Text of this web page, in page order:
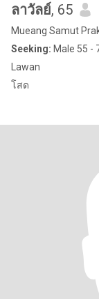
ลาวัลย์, 65
Mueang Samut
Seeking: Male 55 -
Lawan
โสด